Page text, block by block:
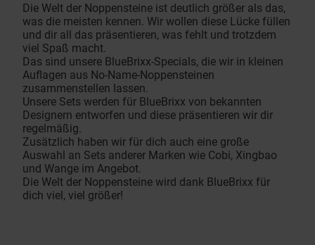
Die Welt der Noppensteine ist deutlich größer als das,
was die meisten kennen. Wir wollen diese Lücke füllen
und dir all das präsentieren, was fehlt und trotzdem
viel Spaß macht.
Das sind unsere BlueBrixx-Specials, die wir in kleinen
Auflagen aus No-Name-Noppensteinen
zusammenstellen lassen.
Unsere Sets werden für BlueBrixx von bekannten
Designern entworfen und diese präsentieren wir dir
regelmäßig.
Zusätzlich haben wir für dich auch eine große
Auswahl an Sets anderer Marken wie Cobi, Xingbao
und Wange im Angebot.
Die Welt der Noppensteine wird dank BlueBrixx für
dich viel, viel größer!